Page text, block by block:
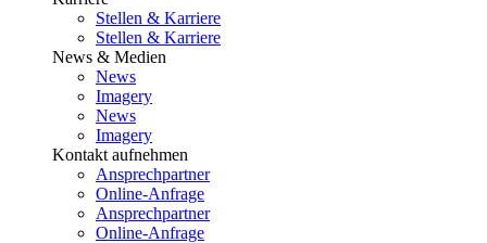
Stellen & Karriere
Stellen & Karriere
News & Medien
News
Imagery
News
Imagery
Kontakt aufnehmen
Ansprechpartner
Online-Anfrage
Ansprechpartner
Online-Anfrage